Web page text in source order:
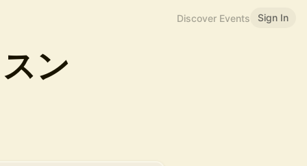
Discover Events Sign In
ン